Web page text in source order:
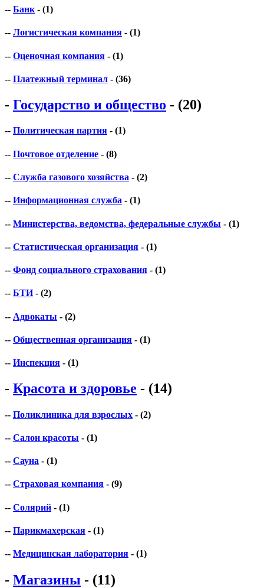
-- Банк - (1)
-- Логистическая компания - (1)
-- Оценочная компания - (1)
-- Платежный терминал - (36)
- Государство и общество - (20)
-- Политическая партия - (1)
-- Почтовое отделение - (8)
-- Служба газового хозяйства - (2)
-- Информационная служба - (1)
-- Министерства, ведомства, федеральные службы - (1)
-- Статистическая организация - (1)
-- Фонд социального страхования - (1)
-- БТИ- (2)
-- Адвокаты - (2)
-- Общественная организация - (1)
-- Инспекция - (1)
- Красота и здоровье - (14)
-- Поликлиника для взрослых - (2)
-- Салон красоты - (1)
-- Сауна - (1)
-- Страховая компания - (9)
-- Солярий - (1)
-- Парикмахерская - (1)
-- Медицинская лаборатория - (1)
- Магазины - (11)